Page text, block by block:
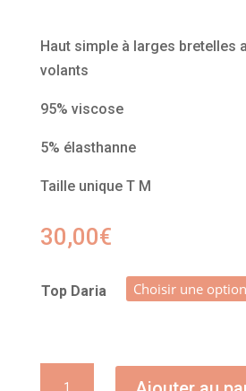
Haut simple à larges bretelles
volants
95% viscose
5% élasthanne
Taille unique T M
30,00€
Top Daria